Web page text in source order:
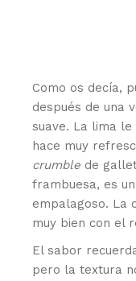
Como os decía,
después de una
suave. La lima
hace muy
crumble de
frambuesa, es
empalagoso. La
muy bien con el
El sabor
pero la textura